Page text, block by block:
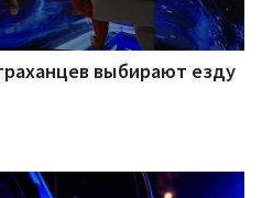
выбирают езду